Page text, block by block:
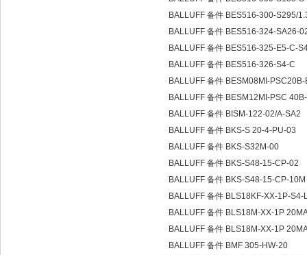
BALLUFF 备件 BES516-300-S295/
BALLUFF 备件 BES516-324-SA26-
BALLUFF 备件 BES516-325-E5-C-
BALLUFF 备件 BES516-326-S4-C
BALLUFF 备件 BESM08MI-
BALLUFF 备件 BESM12MI-PSC
BALLUFF 备件 BISM-122-02/A-SA2
BALLUFF 备件 BKS-S 20-4-PU-03
BALLUFF 备件 BKS-S32M-00
BALLUFF 备件 BKS-S48-15-CP-02
BALLUFF 备件 BKS-S48-15-CP-10M
BALLUFF 备件 BLS18KF-XX-1P-
BALLUFF 备件 BLS18M-XX-1P
BALLUFF 备件 BLS18M-XX-1P
BALLUFF 备件 BMF 305-HW-20